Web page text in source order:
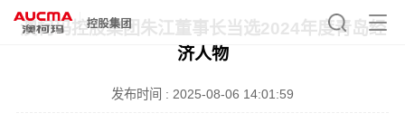
澳柯玛控股集团朱江董事长当选2024年度青岛经
济人物
发布时间 : 2025-08-06 14:01:59